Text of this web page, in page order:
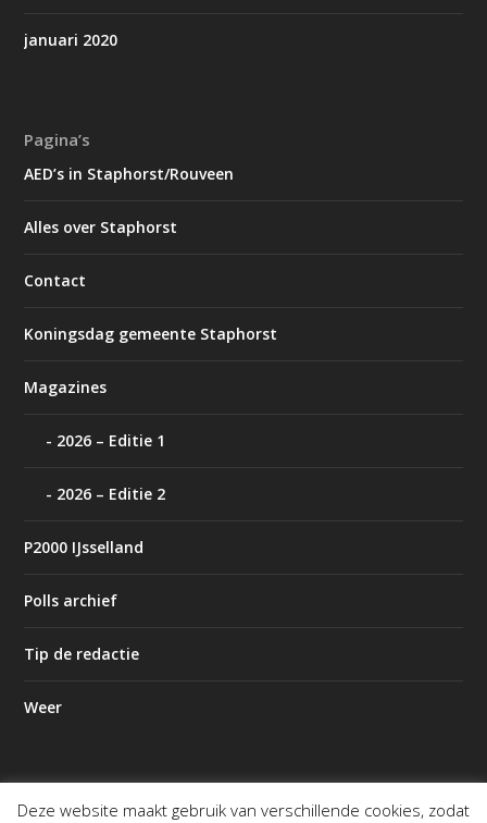
januari 2020
Pagina’s
AED’s in Staphorst/Rouveen
Alles over Staphorst
Contact
Koningsdag gemeente Staphorst
Magazines
2026 – Editie 1
2026 – Editie 2
P2000 IJsselland
Polls archief
Tip de redactie
Weer
Deze website maakt gebruik van verschillende cookies, zodat